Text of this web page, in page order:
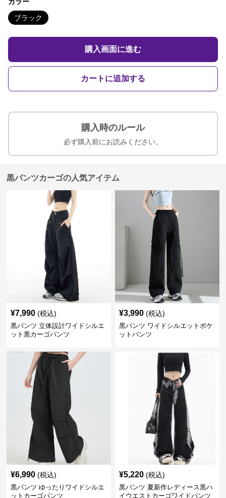
ブラック
購入画面に進む
カートに追加する
購入時のルール
必ず購入前にお読みください。
黒パンツカーゴの人気アイテム
¥7,990 (税込)
黒パンツ 立体設計ワイドシルエ
ット黒カーゴパンツ
¥3,990 (税込)
黒パンツ ワイドシルエットポケ
ットパンツ
¥6,990 (税込)
黒パンツ ゆったりワイドシルエ
ットカーゴパンツ
¥5,220 (税込)
黒パンツ 夏新作レディース黒ハ
イウエストカーゴワイドパンツ